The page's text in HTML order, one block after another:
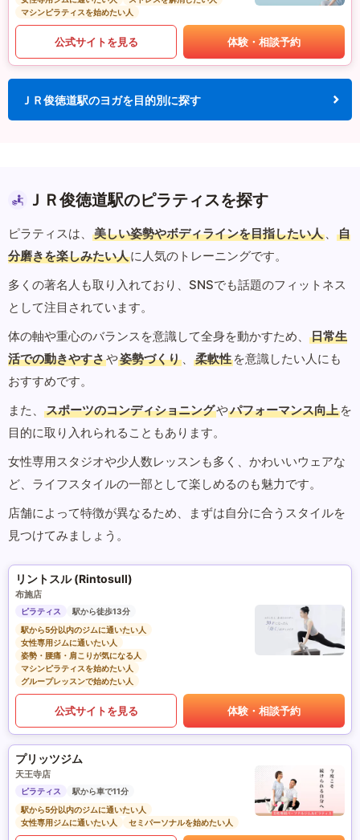
マシンピラティスを始めたい人
公式サイトを見る 体験・相談予約
ＪＲ俊徳道駅のヨガを目的別に探す
ＪＲ俊徳道駅のピラティスを探す
ピラティスは、 美しい姿勢やボディラインを目指したい人 、
自
分磨きを楽しみたい人に人気のトレーニングです。
多くの著名人も取り入れており、SNSでも話題のフィットネス
として注目されています。
体の軸や重心のバランスを意識して全身を動かすため、
日常生
活での動きやすさや姿勢づくり 、 柔軟性 を意識したい人にも
おすすめです。
また、
スポーツのコンディショニングやパフォーマンス向上 を
目的に取り入れられることもあります。
女性専用スタジオや少人数レッスンも多く、かわいいウェアな
ど、ライフスタイルの一部として楽しめるのも魅力です。
店舗によって特徴が異なるため、まずは自分に合うスタイルを
見つけてみましょう。
リントスル (Rintosull)
布施店
ピラティス
駅から徒歩13分
駅から5分以内のジムに通いたい人
女性専用ジムに通いたい人
姿勢・腰痛・肩こりが気になる人
マシンピラティスを始めたい人
グループレッスンで始めたい人
公式サイトを見る 体験・相談予約
プリッツジム
天王寺店
ピラティス
駅から車で11分
駅から5分以内のジムに通いたい人
女性専用ジムに通いたい人
セミパーソナルを始めたい人